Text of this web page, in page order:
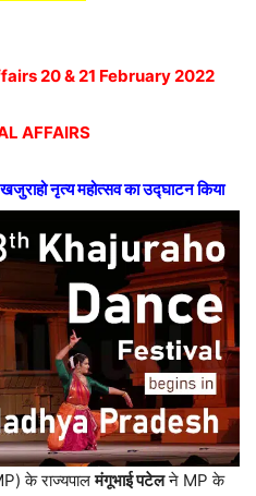
20 & 21 February 2022
AFFAIRS
नृत्य महोत्सव का उद्घाटन किया
के राज्यपालमंगूभाई पटेलने MP के